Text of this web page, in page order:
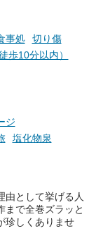
事処
切り傷
歩10分以内）
ジ
塩化物泉
由として挙げる人
まで全巻ズラッと
珍しくありませ